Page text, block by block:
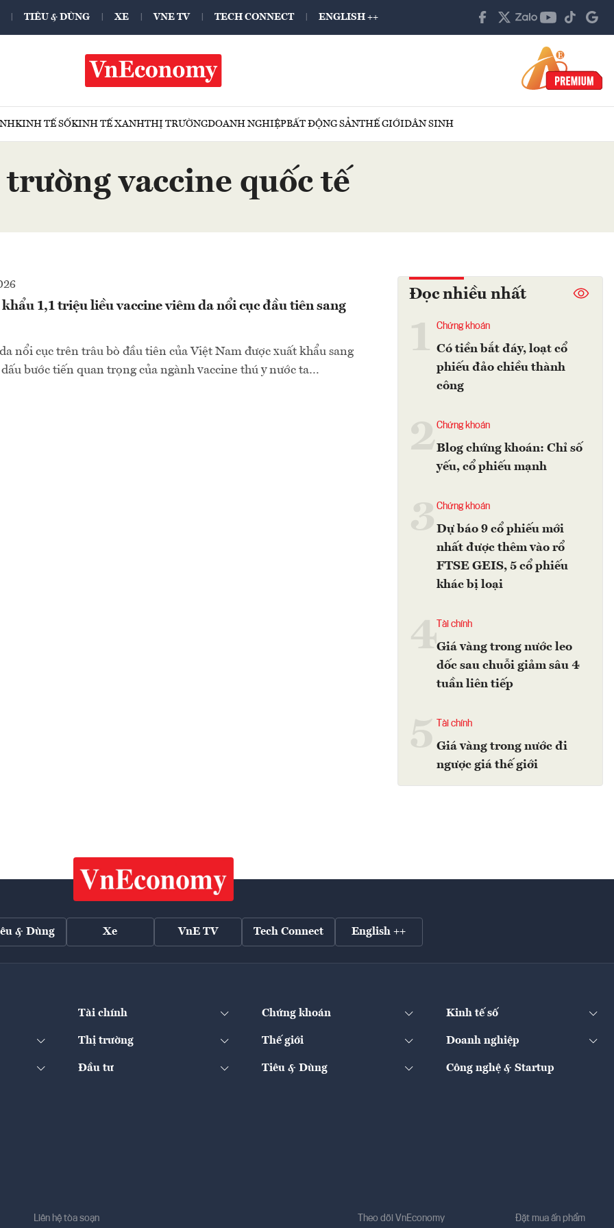
TIÊU & DÙNG XE VNE TV TECH CONNECT ENGLISH ++
KINH TẾ SỐKINH TẾ XANHTHỊ TRƯỜNGDOANH NGHIỆPBẤT ĐỘNG SẢNTHẾ GIỚIDÂN SINH
vaccine quốc tế
1,1 triệu liều vaccine viêm da nổi cục đầu tiên sang
nổi cục trên trâu bò đầu tiên của Việt Nam được xuất khẩu sang
bước tiến quan trọng của ngành vaccine thú y nước ta…
Đọc nhiều nhất
Chứng khoán
Có tiền bắt đáy, loạt cổ
phiếu đảo chiều thành
công
2Chứng khoán
Blog chứng khoán: Chỉ số
yếu, cổ phiếu mạnh
Chứng khoán
Dự báo 9 cổ phiếu mới
nhất được thêm vào rổ
FTSE GEIS, 5 cổ phiếu
khác bị loại
4 Tài chính
Giá vàng trong nước leo
dốc sau chuỗi giảm sâu 4
tuần liên tiếp
Tài chính
Giá vàng trong nước đi
ngược giá thế giới
& Dùng Xe VnE TV Tech Connect English ++
Tài chính Chứng khoán Kinh tế số
Thị trường Thế giới Doanh nghiệp
Đầu tư Tiêu & Dùng Công nghệ & Startup
Liên hệ tòa soạn Theo dõi VnEconomy Đặt mua ấn phẩm